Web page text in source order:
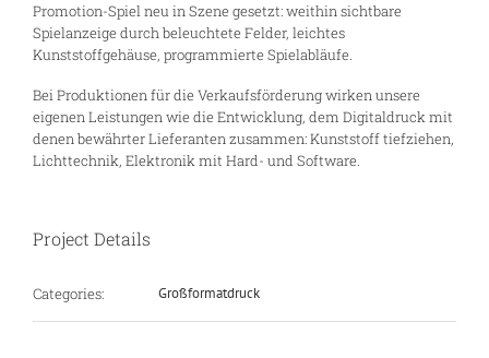
Promotion-Spiel neu in Szene gesetzt: weithin sichtbare
Spielanzeige durch beleuchtete Felder, leichtes
Kunststoffgehäuse, programmierte Spielabläufe.
Bei Produktionen für die Verkaufsförderung wirken unsere
eigenen Leistungen wie die Entwicklung, dem Digitaldruck mit
denen bewährter Lieferanten zusammen: Kunststoff tiefziehen,
Lichttechnik, Elektronik mit Hard- und Software.
Project Details
Categories: Großformatdruck